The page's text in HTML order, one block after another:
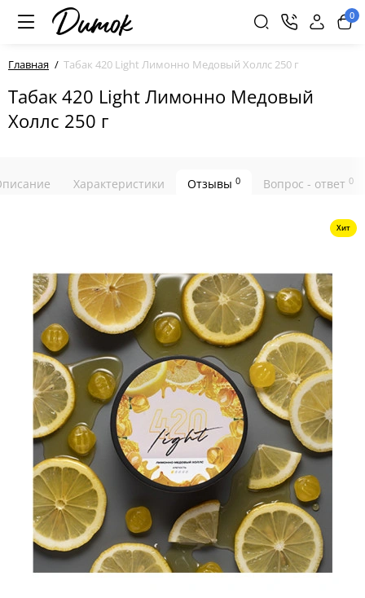
0
Главная Табак 420 Light Лимонно Медовый Холлс 250 г
Табак 420 Light Лимонно Медовый
Холлс 250 г
Характеристики Отзывы 0 Вопрос - ответ 0
Хит